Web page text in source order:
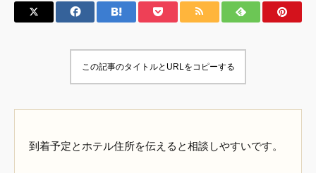
この記事のタイトルとURLをコピーする
到着予定とホテル住所を伝えると相談しやすいです。